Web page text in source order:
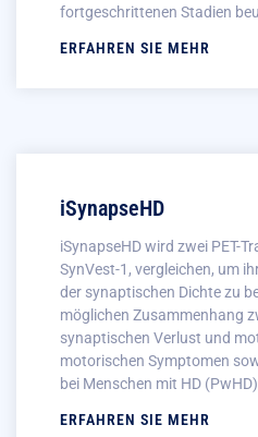
fortgeschrittenen Stadien
ERFAHREN SIE MEHR
iSynapseHD
iSynapseHD wird zwei PET-
SynVest-1, vergleichen, um
der synaptischen Dichte zu
möglichen Zusammenhang
synaptischen Verlust und
motorischen Symptomen
bei Menschen mit HD
ERFAHREN SIE MEHR